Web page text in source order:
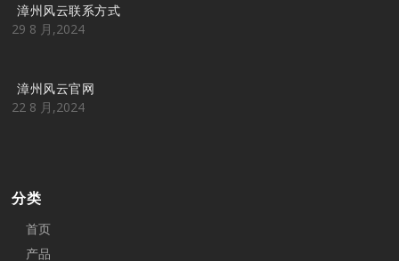
漳州风云联系方式
29 8 月,2024
漳州风云官网
22 8 月,2024
分类
首页
产品